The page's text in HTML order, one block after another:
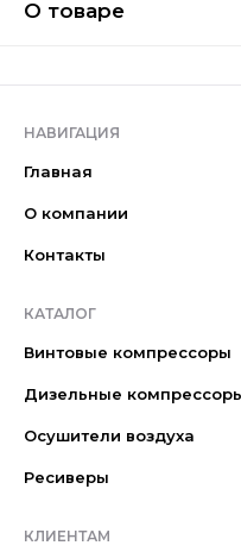
О товаре
НАВИГАЦИЯ
Главная
О компании
Контакты
КАТАЛОГ
Винтовые компрессоры
Дизельные
Осушители воздуха
Ресиверы
КЛИЕНТАМ